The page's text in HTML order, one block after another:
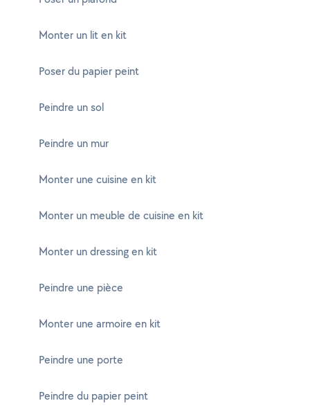
Monter un lit en kit
Poser du papier peint
Peindre un sol
Peindre un mur
Monter une cuisine en kit
Monter un meuble de cuisine en kit
Monter un dressing en kit
Peindre une pièce
Monter une armoire en kit
Peindre une porte
Peindre du papier peint